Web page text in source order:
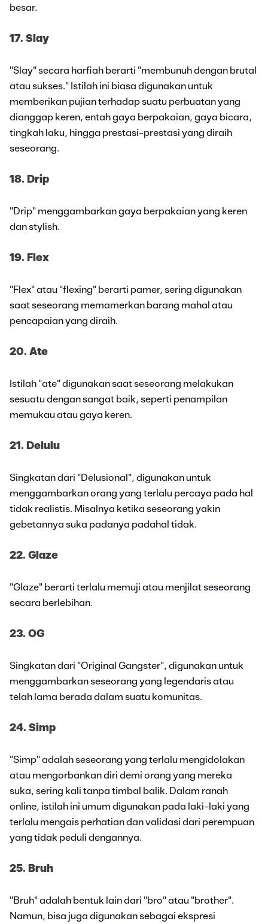
besar.
17. Slay
"Slay" secara harfiah berarti "membunuh dengan brutal
atau sukses." Istilah ini biasa digunakan untuk
memberikan pujian terhadap suatu perbuatan yang
dianggap keren, entah gaya berpakaian, gaya bicara,
tingkah laku, hingga prestasi-prestasi yang diraih
seseorang.
18. Drip
"Drip" menggambarkan gaya berpakaian yang keren
dan stylish.
19. Flex
"Flex" atau "flexing" berarti pamer, sering digunakan
saat seseorang memamerkan barang mahal atau
pencapaian yang diraih.
20. Ate
Istilah "ate" digunakan saat seseorang melakukan
sesuatu dengan sangat baik, seperti penampilan
memukau atau gaya keren.
21. Delulu
Singkatan dari "Delusional", digunakan untuk
menggambarkan orang yang terlalu percaya pada hal
tidak realistis. Misalnya ketika seseorang yakin
gebetannya suka padanya padahal tidak.
22. Glaze
"Glaze" berarti terlalu memuji atau menjilat seseorang
secara berlebihan.
23. OG
Singkatan dari "Original Gangster", digunakan untuk
menggambarkan seseorang yang legendaris atau
telah lama berada dalam suatu komunitas.
24. Simp
"Simp" adalah seseorang yang terlalu mengidolakan
atau mengorbankan diri demi orang yang mereka
suka, sering kali tanpa timbal balik. Dalam ranah
online, istilah ini umum digunakan pada laki-laki yang
terlalu mengais perhatian dan validasi dari perempuan
yang tidak peduli dengannya.
25. Bruh
"Bruh" adalah bentuk lain dari "bro" atau "brother".
Namun, bisa juga digunakan sebagai ekspresi